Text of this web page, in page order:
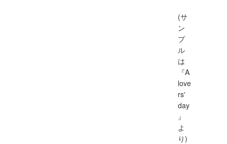
(サ
ン
プ
ル
は
『A
love
rs'
day
』
よ
り)